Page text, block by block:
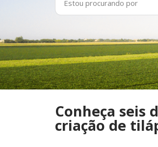
Conheça seis
criação de